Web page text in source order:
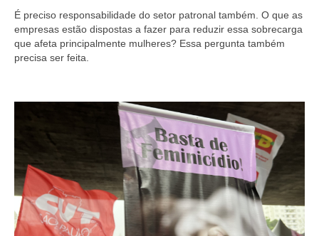
É preciso responsabilidade do setor patronal também. O que as
empresas estão dispostas a fazer para reduzir essa sobrecarga
que afeta principalmente mulheres? Essa pergunta também
precisa ser feita.